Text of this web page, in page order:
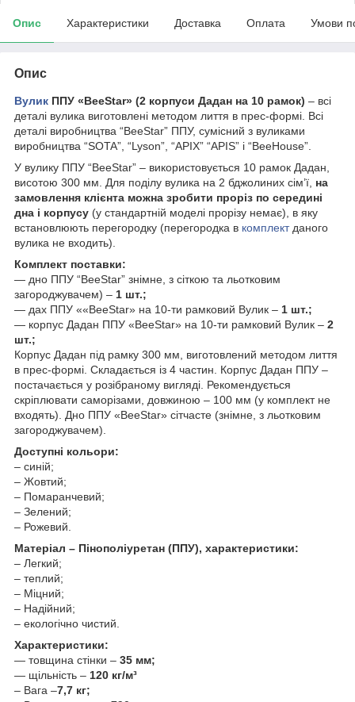
Опис Характеристики Доставка Оплата Умови
Опис
Вулик ППУ «BeeStar» (2 корпуси Дадан на 10 рамок) – всі
деталі вулика виготовлені методом лиття в прес-формі. Всі
деталі виробництва “BeeStar” ППУ, сумісний з вуликами
виробництва “SOTA”, “Lyson”, “APIX” “APIS” і “BeeHouse”.
У вулику ППУ “BeeStar” – використовується 10 рамок Дадан,
висотою 300 мм. Для поділу вулика на 2 бджолиних сім’ї, на
замовлення клієнта можна зробити проріз по середині
дна і корпусу (у стандартній моделі прорізу немає), в яку
встановлюють перегородку (перегородка в комплектданого
вулика не входить).
Комплект поставки:
— дно ППУ “BeeStar” знімне, з сіткою та льотковим
загороджувачем) – 1 шт.;
— дах ППУ ««BeeStar» на 10-ти рамковий Вулик – 1 шт.;
— корпус Дадан ППУ «BeeStar» на 10-ти рамковий Вулик – 2
шт.;
Корпус Дадан під рамку 300 мм, виготовлений методом лиття
в прес-формі. Складається із 4 частин. Корпус Дадан ППУ –
постачається у розібраному вигляді. Рекомендується
скріплювати саморізами, довжиною – 100 мм (у комплект не
входять). Дно ППУ «BeeStar» сітчасте (знімне, з льотковим
загороджувачем).
Доступні кольори:
– синій;
– Жовтий;
– Помаранчевий;
– Зелений;
– Рожевий.
Матеріал – Пінополіуретан (ППУ), характеристики:
– Легкий;
– теплий;
– Міцний;
– Надійний;
– екологічно чистий.
Характеристики:
— товщина стінки – 35 мм;
— щільність – 120 кг/м³
– Вага –7,7 кг;